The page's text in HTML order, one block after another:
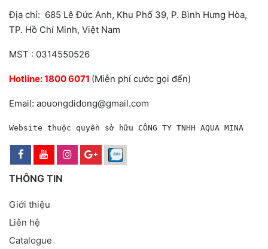
Địa chỉ: 685 Lê Đức Anh, Khu Phố 39, P. Bình Hưng Hòa,
TP. Hồ Chí Minh, Việt Nam
MST : 0314550526
Hotline:1800 6071 (Miễn phí cước gọi đến)
Email: aouongdidong@gmail.com
Website thuộc quyền sở hữu CÔNG TY TNHH AQUA MINA
THÔNG TIN
Giới thiệu
Liên hệ
Catalogue